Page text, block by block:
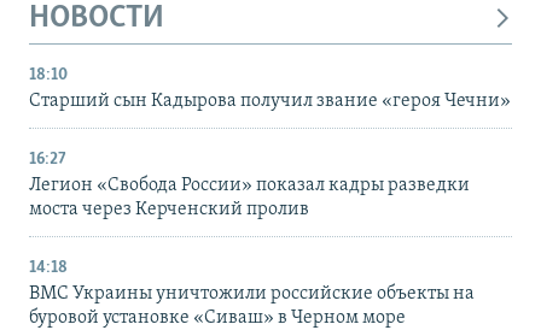
НОВОСТИ
18:10
Старший сын Кадырова получил звание «героя Чечни»
16:27
Легион «Свобода России» показал кадры разведки
моста через Керченский пролив
14:18
ВМС Украины уничтожили российские объекты на
буровой установке «Сиваш» в Черном море